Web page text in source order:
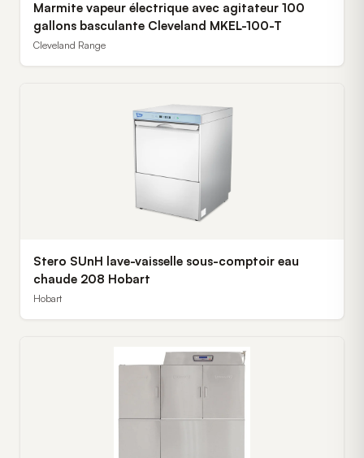
Marmite vapeur électrique avec agitateur 100
gallons basculante Cleveland MKEL-100-T
Cleveland Range
Stero SUnH lave-vaisselle sous-comptoir eau
chaude 208 Hobart
Hobart